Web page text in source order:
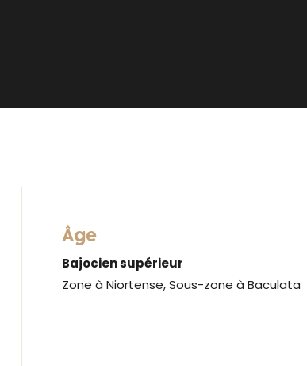
Âge
Bajocien supérieur
Zone à Niortense, Sous-zone à Baculata